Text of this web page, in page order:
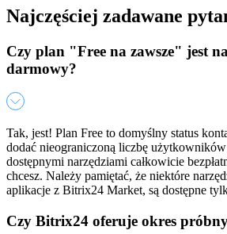
Najczęściej zadawane
Czy plan "Free na zawsze" jest
darmowy?
Tak, jest! Plan Free to domyślny status
dodać nieograniczoną liczbę
dostępnymi narzędziami całkowicie
chcesz. Należy pamiętać, że niektóre
aplikacje z Bitrix24 Market, są dostępne
Czy Bitrix24 oferuje okres